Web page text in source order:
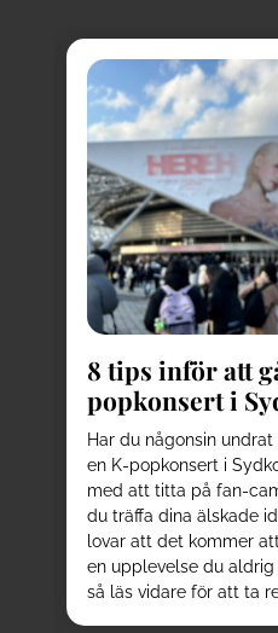
8 tips inför att
popkonsert i
Har du någonsin
en K-popkonsert i
med att titta på fan-
du träffa dina älskade
lovar att det kommer
en upplevelse du
så läs vidare för att ta